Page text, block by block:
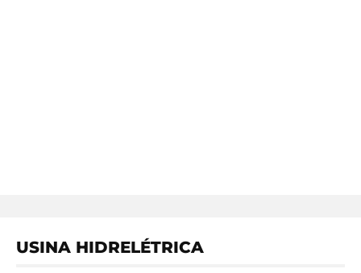
USINA HIDRELÉTRICA